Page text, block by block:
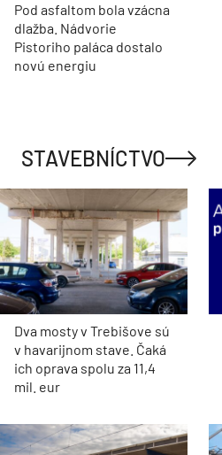
Pod asfaltom bola vzácna
dlažba. Nádvorie
Pistoriho paláca dostalo
novú energiu
STAVEBNÍCTVO
Dva mosty v Trebišove sú
v havarijnom stave. Čaká
ich oprava spolu za 11,4
mil. eur